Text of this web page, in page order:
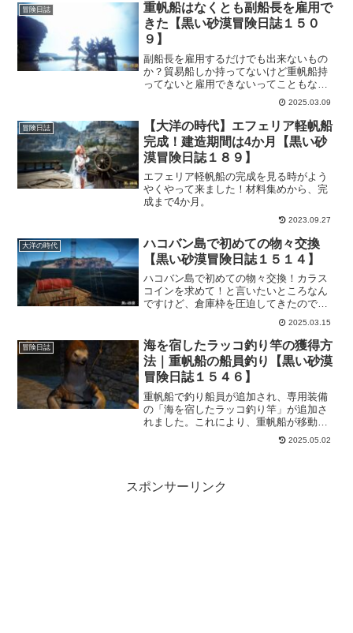
冒険日誌
重帆船はなくとも副船長を雇用で
きた【黒い砂漠冒険日誌１５０
９】
副船長を雇用するだけでも出来ないもの
か？貿易船しか持ってないけど重帆船持
ってないと雇用できないってこともない
だろう？そう思って試してみたら雇用で
きました！後は、せっかく雇用した事で
すし、重帆船目指してがんばりましょ
ー！って気になるかなｗ
2025.03.09
冒険日誌
【大洋の時代】エフェリア軽帆船
完成！建造期間は4か月【黒い砂
漠冒険日誌１８９】
エフェリア軽帆船の完成を見る時がよう
やくやって来ました！材料集めから、完
成まで4か月。
2023.09.27
大洋の時代
ハコバン島で初めての物々交換
【黒い砂漠冒険日誌１５１４】
ハコバン島で初めての物々交換！カラス
コインを求めて！と言いたいところなん
ですけど、倉庫枠を圧迫してきたので仕
方なく…。なんですが、それでも1枠しか
空かない現実ｗけど、思ったよりも遠い
感じがしなかったので、時間のある時は
こまめに更新して行くのもいいかもで
す。
2025.03.15
冒険日誌
海を宿したラッコ釣り竿の獲得方
法｜重帆船の船員釣り【黒い砂漠
冒険日誌１５４６】
重帆船で釣り船員が追加され、専用装備
の「海を宿したラッコ釣り竿」が追加さ
れました。これにより、重帆船が移動し
ていれば自動で釣りをしてくれるという
機能になっています。海を宿したラッコ
2025.05.02
スポンサーリンク